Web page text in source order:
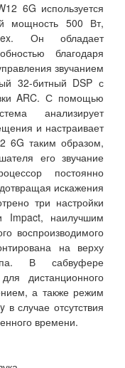
6G используется
мощность 500 Вт,
Он обладает
благодаря
звучанием
32-битный DSP с
ARC. С помощью
анализирует
и настраивает
6G таким образом,
его звучание
постоянно
искажения
три настройки
Impact, наилучшим
воспроизводимого
на верху
В сабвуфере
дистанционного
а также режим
в случае отсутствия
времени.